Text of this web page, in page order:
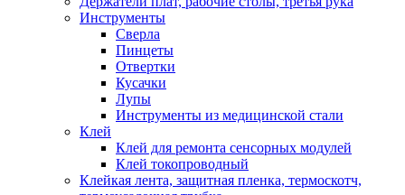
Инструменты
Сверла
Пинцеты
Отвертки
Кусачки
Лупы
Инструменты из медицинской стали
Клей
Клей для ремонта сенсорных модулей
Клей токопроводный
Клейкая лента, защитная пленка, термоскотч,